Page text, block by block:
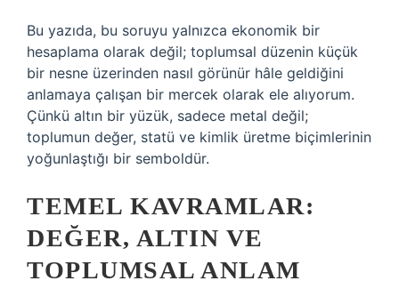
Bu yazıda, bu soruyu yalnızca ekonomik bir
hesaplama olarak değil; toplumsal düzenin küçük
bir nesne üzerinden nasıl görünür hâle geldiğini
anlamaya çalışan bir mercek olarak ele alıyorum.
Çünkü altın bir yüzük, sadece metal değil;
toplumun değer, statü ve kimlik üretme biçimlerinin
yoğunlaştığı bir semboldür.
TEMEL KAVRAMLAR:
DEĞER, ALTIN VE
TOPLUMSAL ANLAM